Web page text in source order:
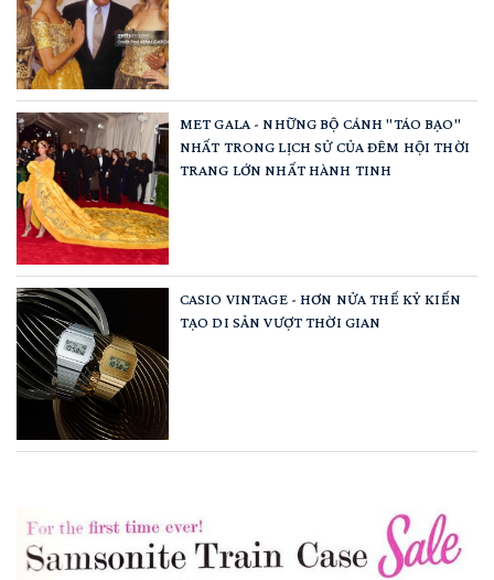
MET GALA - NHỮNG BỘ CÁNH "TÁO BẠO"
NHẤT TRONG LỊCH SỬ CỦA ĐÊM HỘI THỜI
TRANG LỚN NHẤT HÀNH TINH
CASIO VINTAGE - HƠN NỬA THẾ KỶ KIẾN
TẠO DI SẢN VƯỢT THỜI GIAN